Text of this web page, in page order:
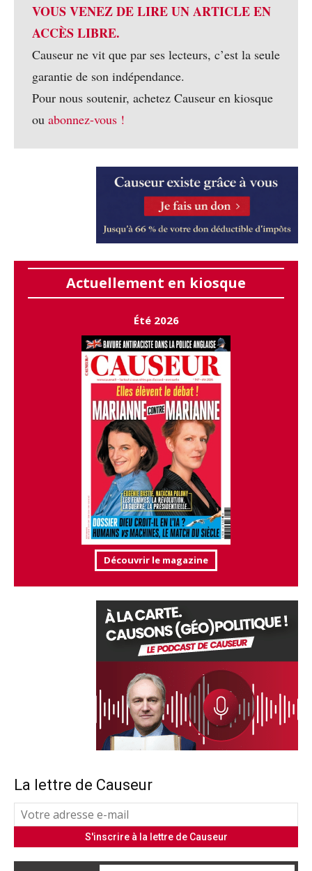
VOUS VENEZ DE LIRE UN ARTICLE EN
ACCÈS LIBRE.
Causeur ne vit que par ses lecteurs, c’est la seule
garantie de son indépendance.
Pour nous soutenir, achetez Causeur en kiosque
ou abonnez-vous !
Actuellement en kiosque
Été 2026
Découvrir le magazine
La lettre de Causeur